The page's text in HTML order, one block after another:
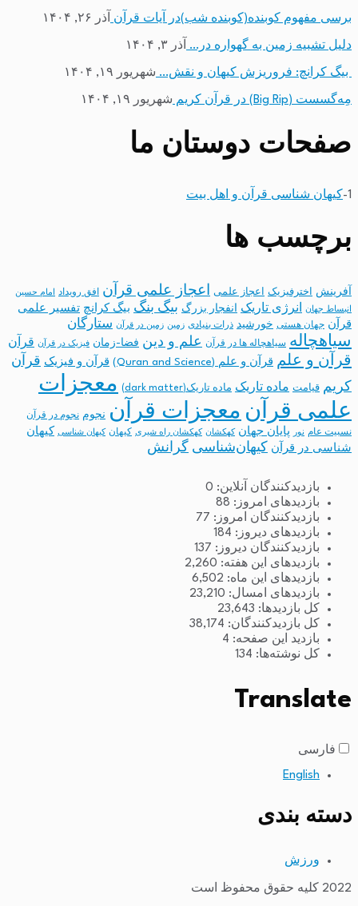
برسی مفهوم کوبنده(کوبنده شب)در آیات قرآن آذر ۲۶, ۱۴۰۴
دلیل تشبیه زمین به گهواره در… آذر ۳, ۱۴۰۴
بیگ کرانچ: فروریزش کیهان و نقش… شهریور ۱۹, ۱۴۰۴
مِه‌گسست (Big Rip) در قرآن کریم شهریور ۱۹, ۱۴۰۴
صفحات دوستان ما
1- کیهان شناسی قرآن و اهل بیت
برچسب ها
آفرینش اخترفیزیک اعجاز علمی اعجاز علمی قرآن افق رویداد امام حسین
انبساط جهان انرژی تاریک انفجار بزرگ بیگ بنگ بیگ کرانچ تفسیر علمی
قرآن جهان هستی خورشید ذرات بنیادی زمین زمین در قرآن ستارگان
سیاهچاله سیاهچاله ها در قرآن علم و دین فضا-زمان فیزیک در قرآن قرآن
قرآن و علم قرآن و علم (Quran and Science) قرآن و فیزیک قرآن
کریم قیامت ماده تاریک ماده تاریک(dark matter)
معجزات
علمی قرآن معجزات قرآن نجوم نجوم در قرآن
نسبیت عام نور پایان جهان کهکشان کهکشان راه شیری کیهان کیهان شناسی
کیهان
شناسی در قرآن
کیهان‌شناسی گرانش
بازدیدکنندگان آنلاین: 0
بازدیدهای امروز: 88
بازدیدکنندگان امروز: 77
بازدیدهای دیروز: 184
بازدیدکنندگان دیروز: 137
بازدیدهای این هفته: 2,260
بازدیدهای این ماه: 6,502
بازدیدهای امسال: 23,210
کل بازدیدها: 23,643
کل بازدیدکنند‌گان: 38,174
بازدید این صفحه: 4
کل نوشته‌ها: 134
Translate
فارسی
English
دسته بندی
ورزش
2022 کلیه حقوق محفوظ است